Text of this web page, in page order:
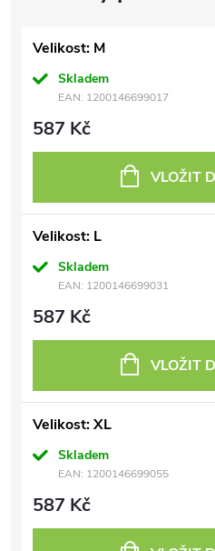
Velikost: M
Skladem
EAN: 1200146699017
587 Kč
VLOŽIT
Velikost: L
Skladem
EAN: 1200146699031
587 Kč
VLOŽIT
Velikost: XL
Skladem
EAN: 1200146699055
587 Kč